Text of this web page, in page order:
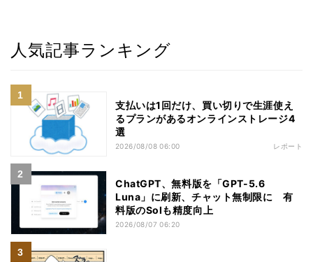
人気記事ランキング
支払いは1回だけ、買い切りで生涯使え
るプランがあるオンラインストレージ4
選
2026/08/08 06:00 レポート
ChatGPT、無料版を「GPT-5.6
Luna」に刷新、チャット無制限に 有
料版のSolも精度向上
2026/08/07 06:20